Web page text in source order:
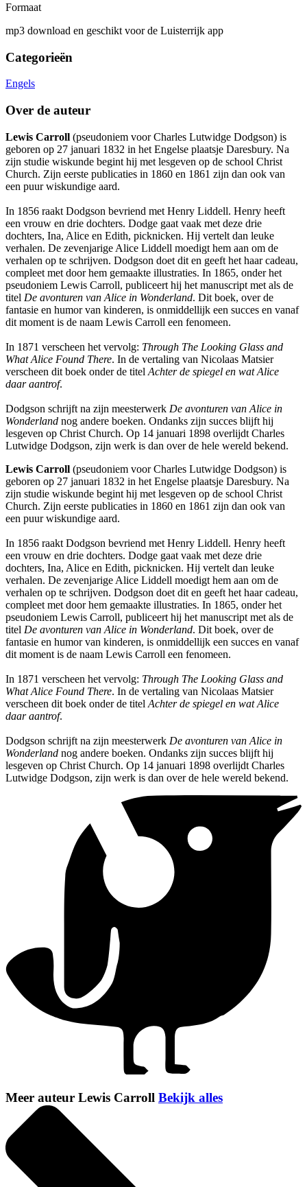
Formaat
mp3 download en geschikt voor de Luisterrijk app
Categorieën
Engels
Over de auteur
Lewis Carroll (pseudoniem voor Charles Lutwidge Dodgson) is
geboren op 27 januari 1832 in het Engelse plaatsje Daresbury. Na
zijn studie wiskunde begint hij met lesgeven op de school Christ
Church. Zijn eerste publicaties in 1860 en 1861 zijn dan ook van
een puur wiskundige aard.
In 1856 raakt Dodgson bevriend met Henry Liddell. Henry heeft
een vrouw en drie dochters. Dodge gaat vaak met deze drie
dochters, Ina, Alice en Edith, picknicken. Hij vertelt dan leuke
verhalen. De zevenjarige Alice Liddell moedigt hem aan om de
verhalen op te schrijven. Dodgson doet dit en geeft het haar cadeau,
compleet met door hem gemaakte illustraties. In 1865, onder het
pseudoniem Lewis Carroll, publiceert hij het manuscript met als de
titel De avonturen van Alice in Wonderland. Dit boek, over de
fantasie en humor van kinderen, is onmiddellijk een succes en vanaf
dit moment is de naam Lewis Carroll een fenomeen.
In 1871 verscheen het vervolg: Through The Looking Glass and
What Alice Found There. In de vertaling van Nicolaas Matsier
verscheen dit boek onder de titel Achter de spiegel en wat Alice
daar aantrof.
Dodgson schrijft na zijn meesterwerk De avonturen van Alice in
Wonderland nog andere boeken. Ondanks zijn succes blijft hij
lesgeven op Christ Church. Op 14 januari 1898 overlijdt Charles
Lutwidge Dodgson, zijn werk is dan over de hele wereld bekend.
Lewis Carroll (pseudoniem voor Charles Lutwidge Dodgson) is
geboren op 27 januari 1832 in het Engelse plaatsje Daresbury. Na
zijn studie wiskunde begint hij met lesgeven op de school Christ
Church. Zijn eerste publicaties in 1860 en 1861 zijn dan ook van
een puur wiskundige aard.
In 1856 raakt Dodgson bevriend met Henry Liddell. Henry heeft
een vrouw en drie dochters. Dodge gaat vaak met deze drie
dochters, Ina, Alice en Edith, picknicken. Hij vertelt dan leuke
verhalen. De zevenjarige Alice Liddell moedigt hem aan om de
verhalen op te schrijven. Dodgson doet dit en geeft het haar cadeau,
compleet met door hem gemaakte illustraties. In 1865, onder het
pseudoniem Lewis Carroll, publiceert hij het manuscript met als de
titel De avonturen van Alice in Wonderland. Dit boek, over de
fantasie en humor van kinderen, is onmiddellijk een succes en vanaf
dit moment is de naam Lewis Carroll een fenomeen.
In 1871 verscheen het vervolg: Through The Looking Glass and
What Alice Found There. In de vertaling van Nicolaas Matsier
verscheen dit boek onder de titel Achter de spiegel en wat Alice
daar aantrof.
Dodgson schrijft na zijn meesterwerk De avonturen van Alice in
Wonderland nog andere boeken. Ondanks zijn succes blijft hij
lesgeven op Christ Church. Op 14 januari 1898 overlijdt Charles
Lutwidge Dodgson, zijn werk is dan over de hele wereld bekend.
Meer auteur Lewis Carroll Bekijk alles